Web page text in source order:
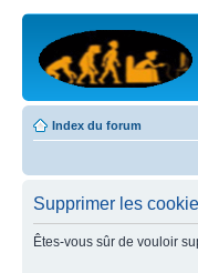
Index du forum
Supprimer les
Êtes-vous sûr de vouloir